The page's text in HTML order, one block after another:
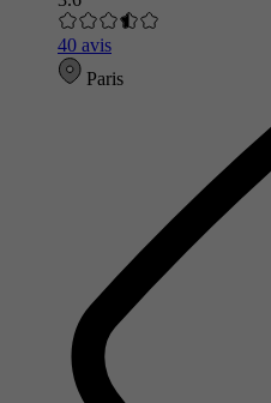
40 avis
Paris